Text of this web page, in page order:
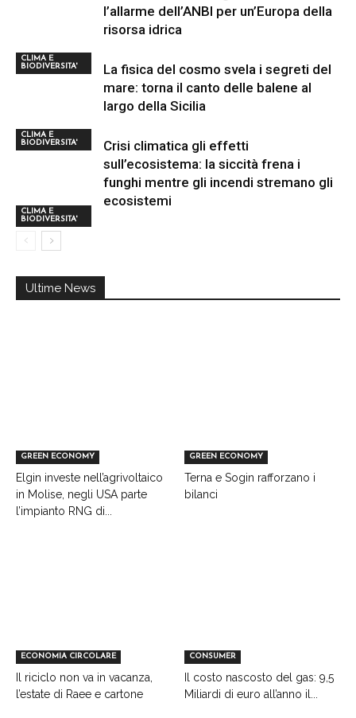
CLIMA E
BIODIVERSITA'
l’allarme dell’ANBI per un’Europa della
risorsa idrica
CLIMA E
BIODIVERSITA'
La fisica del cosmo svela i segreti del
mare: torna il canto delle balene al
largo della Sicilia
CLIMA E
BIODIVERSITA'
Crisi climatica gli effetti
sull’ecosistema: la siccità frena i
funghi mentre gli incendi stremano gli
ecosistemi
Ultime News
GREEN ECONOMY
Elgin investe nell’agrivoltaico
in Molise, negli USA parte
l’impianto RNG di...
GREEN ECONOMY
Terna e Sogin rafforzano i
bilanci
ECONOMIA CIRCOLARE
Il riciclo non va in vacanza,
l’estate di Raee e cartone
CONSUMER
Il costo nascosto del gas: 9,5
Miliardi di euro all’anno il...